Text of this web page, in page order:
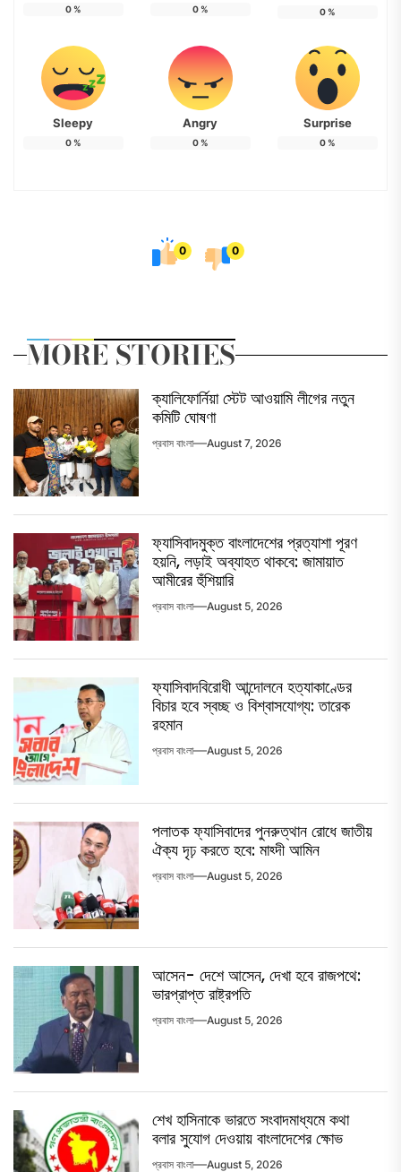
0% 0% 0%
Sleepy
0%
Angry
0%
Surprise
0%
0 0
MORE STORIES
ক্যালিফোর্নিয়া স্টেট আওয়ামি লীগের নতুন
কমিটি ঘোষণা
প্রবাস বাংলা August 7, 2026
ফ্যাসিবাদমুক্ত বাংলাদেশের প্রত্যাশা পূরণ
হয়নি, লড়াই অব্যাহত থাকবে: জামায়াত
আমীরের হুঁশিয়ারি
প্রবাস বাংলা August 5, 2026
ফ্যাসিবাদবিরোধী আন্দোলনে হত্যাকাণ্ডের
বিচার হবে স্বচ্ছ ও বিশ্বাসযোগ্য: তারেক
রহমান
প্রবাস বাংলা August 5, 2026
পলাতক ফ্যাসিবাদের পুনরুত্থান রোধে জাতীয়
ঐক্য দৃঢ় করতে হবে: মাহ্দী আমিন
প্রবাস বাংলা August 5, 2026
আসেন- দেশে আসেন, দেখা হবে রাজপথে:
ভারপ্রাপ্ত রাষ্ট্রপতি
প্রবাস বাংলা August 5, 2026
শেখ হাসিনাকে ভারতে সংবাদমাধ্যমে কথা
বলার সুযোগ দেওয়ায় বাংলাদেশের ক্ষোভ
প্রবাস বাংলা August 5, 2026